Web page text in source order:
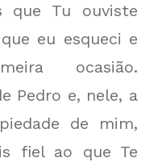
que Tu ouviste
eu esqueci e
ocasião.
Pedro e, nele, a
de mim,
fiel ao que Te